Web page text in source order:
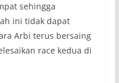
sehingga
ini tidak dapat
Arbi terus bersaing
race kedua di